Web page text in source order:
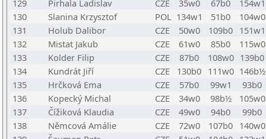
129
Pirhala Ladislav CZE 35w0 67b0
154w1
130
Slanina Krzysztof POL 134w1 51b0
104w0
131
Holub Dalibor CZE 50w0 109b0 151w1
132
Mistat Jakub CZE 61w0 85b0
115w0
133
Kolder Filip CZE 87b0 108w0 139b0
134
Kundrát Jiří CZE 130b0 111w0 146b½
135
Hrčková Ema CZE 57b0 99w1
93b0
136
Kopecký Michal CZE 34w0 98b½
105w0
137
Čížiková Klaudia CZE 49w0 94b0
99b0
138
Němcová Amálie CZE 72w0 107b0 140w0